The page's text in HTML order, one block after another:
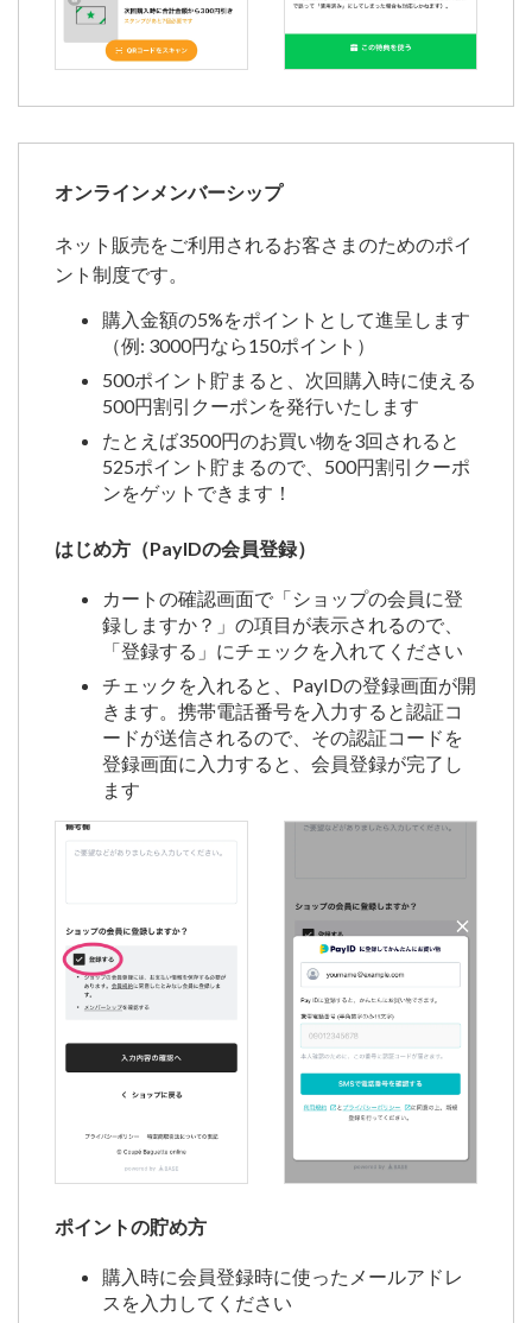
オンラインメンバーシップ
ネット販売をご利用されるお客さまのためのポイ
ント制度です。
購入金額の5%をポイントとして進呈します
（例: 3000円なら150ポイント）
500ポイント貯まると、次回購入時に使える
500円割引クーポンを発行いたします
たとえば3500円のお買い物を3回されると
525ポイント貯まるので、500円割引クーポ
ンをゲットできます！
はじめ方（PayIDの会員登録）
カートの確認画面で「ショップの会員に登
録しますか？」の項目が表示されるので、
「登録する」にチェックを入れてください
チェックを入れると、PayIDの登録画面が開
きます。携帯電話番号を入力すると認証コ
ードが送信されるので、その認証コードを
登録画面に入力すると、会員登録が完了し
ます
ポイントの貯め方
購入時に会員登録時に使ったメールアドレ
スを入力してください